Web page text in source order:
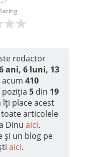
redactor
ani, 6 luni, 13
410
poziția 5din 19
place acest
articolele
Dinu aici.
și un blog pe
aici.